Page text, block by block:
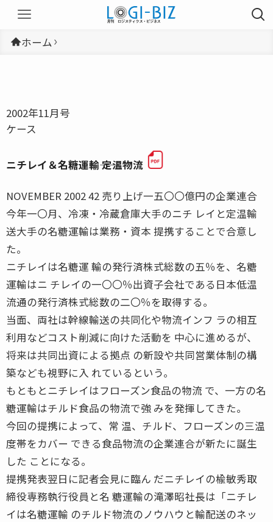
ホーム
2002年11月号
ケース
ニチレイ＆名糖運輸―― 定温物流
NOVEMBER 2002 42 売り上げ一五〇〇億円の企業連合
今年一〇月、冷凍・冷蔵倉庫大手のニチ レイと定温輸
送大手の名糖運輸は業務・資本 提携することで合意し
た。
ニチレイは名糖運 輸の発行済株式総数の五％を、名糖
運輸はニ チレイの一〇〇％出資子会社である日本低温
流通の発行済株式総数の二〇％を取得する。
当面、両社は幹線輸送の共同化や物流インフ ラの相互
利用などコスト削減に向けた活動を 中心に進めるが、
将来は共同出資による拠点 の新設や共同営業体制の構
築なども視野に入 れているという。
もともとニチレイはフローズン食品の物流 で、一方の名
糖運輸はチルド食品の物流で強 みを発揮してきた。
今回の提携によって、常 温、チルド、フローズンの三温
度帯をカバー できる食品物流の企業連合が新たに誕生
した ことになる。
提携発表翌日に記者会見に臨ん だニチレイの楡敏秀取
締役専務執行役員と名 糖運輸の滝澤昭社長は「ニチレ
イは名糖運輸 のチルド物流のノウハウと輸配送のネッ